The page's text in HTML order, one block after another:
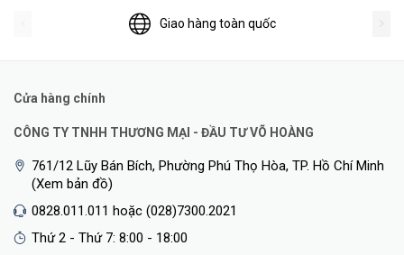
Truy cập dữ liệu mọi lúc mọi nơi
tải về và chơi các tập tin đa phương tiện trên ổ lưu trữ USB nối với
bộ phát sóng trên nhiều thiết bị tương thích khác nhau như máy
Giao hàng toàn quốc
Cửa hàng chính
CÔNG TY TNHH THƯƠNG MẠI - ĐẦU TƯ VÕ HOÀNG
761/12 Lũy Bán Bích, Phường Phú Thọ Hòa, TP. Hồ Chí Minh
(Xem bản đồ)
0828.011.011 hoặc (028)7300.2021
Thứ 2 - Thứ 7: 8:00 - 18:00